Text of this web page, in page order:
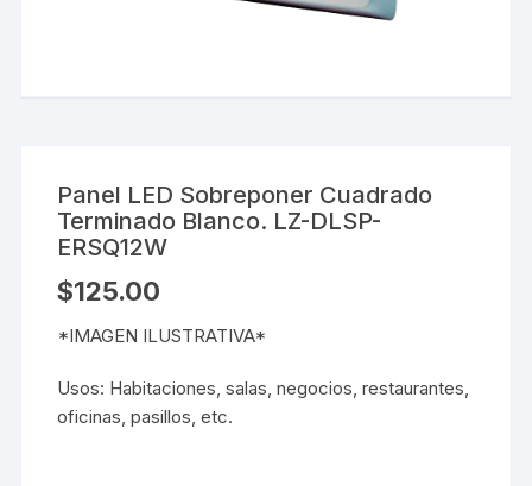
Panel LED Sobreponer Cuadrado
Terminado Blanco. LZ-DLSP-
ERSQ12W
$125.00
*IMAGEN ILUSTRATIVA*
Usos: Habitaciones, salas, negocios, restaurantes,
oficinas, pasillos, etc.